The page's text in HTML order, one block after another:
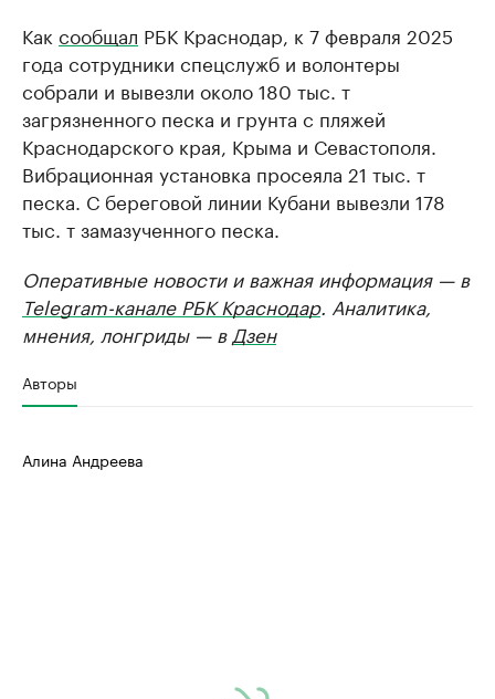
Как сообщал РБК Краснодар, к 7 февраля 2025
года сотрудники спецслужб и волонтеры
собрали и вывезли около 180 тыс. т
загрязненного песка и грунта с пляжей
Краснодарского края, Крыма и Севастополя.
Вибрационная установка просеяла 21 тыс. т
песка. С береговой линии Кубани вывезли 178
тыс. т замазученного песка.
Оперативные новости и важная информация — в
Telegram-канале РБК Краснодар. Аналитика,
мнения, лонгриды — в Дзен
Авторы
Алина Андреева